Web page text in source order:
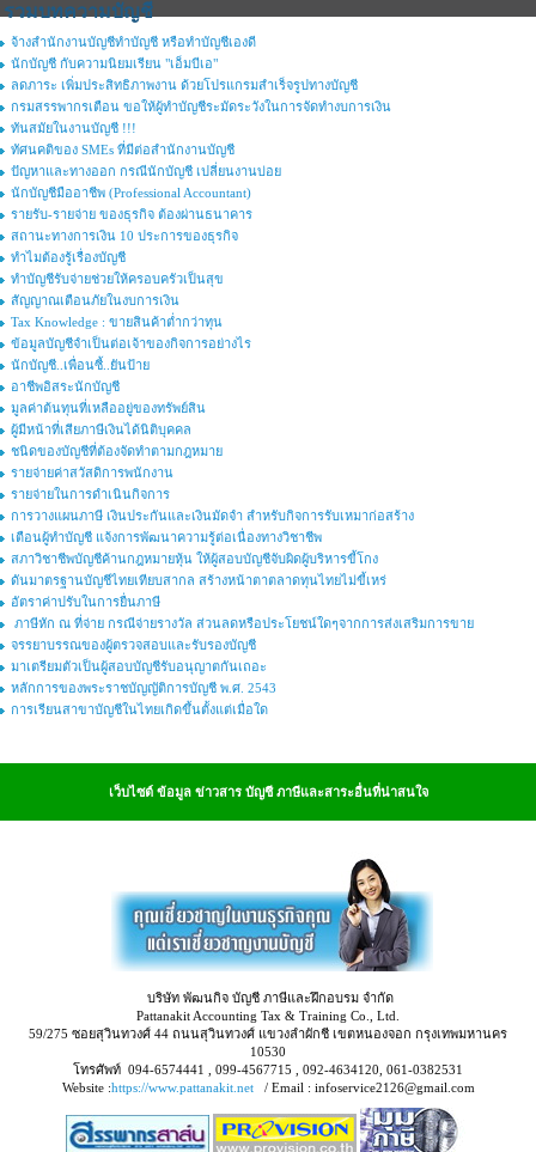
รวมบทความบัญชี
จ้างสำนักงานบัญชีทำบัญชี หรือทำบัญชีเองดี
นักบัญชี กับความนิยมเรียน "เอ็มบีเอ"
ลดภาระ เพิ่มประสิทธิภาพงาน ด้วยโปรแกรมสำเร็จรูปทางบัญชี
กรมสรรพากรเตือน ขอให้ผู้ทำบัญชีระมัดระวังในการจัดทำงบการเงิน
ทันสมัยในงานบัญชี !!!
ทัศนคติของ SMEs ที่มีต่อสำนักงานบัญชี
ปัญหาและทางออก กรณีนักบัญชี เปลี่ยนงานบ่อย
นักบัญชีมืออาชีพ (Professional Accountant)
รายรับ-รายจ่าย ของธุรกิจ ต้องผ่านธนาคาร
สถานะทางการเงิน 10 ประการของธุรกิจ
ทำไมต้องรู้เรื่องบัญชี
ทำบัญชีรับจ่ายช่วยให้ครอบครัวเป็นสุข
สัญญาณเตือนภัยในงบการเงิน
Tax Knowledge : ขายสินค้าต่ำกว่าทุน
ข้อมูลบัญชีจำเป็นต่อเจ้าของกิจการอย่างไร
นักบัญชี..เพื่อนซี้..ยันป้าย
อาชีพอิสระนักบัญชี
มูลค่าต้นทุนที่เหลืออยู่ของทรัพย์สิน
ผู้มีหน้าที่เสียภาษีเงินได้นิติบุคคล
ชนิดของบัญชีที่ต้องจัดทำตามกฎหมาย
รายจ่ายค่าสวัสดิการพนักงาน
รายจ่ายในการดำเนินกิจการ
การวางแผนภาษี เงินประกันและเงินมัดจำ สำหรับกิจการรับเหมาก่อสร้าง
เตือนผู้ทำบัญชี แจ้งการพัฒนาความรู้ต่อเนื่องทางวิชาชีพ
สภาวิชาชีพบัญชีค้านกฎหมายหุ้น ให้ผู้สอบบัญชีจับผิดผู้บริหารขี้โกง
ดันมาตรฐานบัญชีไทยเทียบสากล สร้างหน้าตาตลาดทุนไทยไม่ขี้เหร่
อัตราค่าปรับในการยื่นภาษี
ภาษีหัก ณ ที่จ่าย กรณีจ่ายรางวัล ส่วนลดหรือประโยชน์ใดๆจากการส่งเสริมการขาย
จรรยาบรรณของผู้ตรวจสอบและรับรองบัญชี
มาเตรียมตัวเป็นผู้สอบบัญชีรับอนุญาตกันเถอะ
หลักการของพระราชบัญญัติการบัญชี พ.ศ. 2543
การเรียนสาขาบัญชีในไทยเกิดขึ้นตั้งแต่เมื่อใด
เว็บไซต์ ข้อมูล ข่าวสาร บัญชี ภาษีและสาระอื่นที่น่าสนใจ
บริษัท พัฒนกิจ บัญชี ภาษีและฝึกอบรม จำกัด
Pattanakit Accounting Tax & Training Co., Ltd.
59/275 ซอยสุวินทวงศ์ 44 ถนนสุวินทวงศ์ แขวงลำผักชี เขตหนองจอก กรุงเทพมหานคร
10530
โทรศัพท์ 094-6574441 , 099-4567715 , 092-4634120, 061-0382531
Website :https://www.pattanakit.net/ Email : infoservice2126@gmail.com